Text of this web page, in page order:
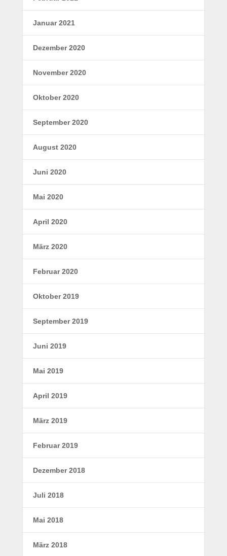
Januar 2021
Dezember 2020
November 2020
Oktober 2020
September 2020
August 2020
Juni 2020
Mai 2020
April 2020
März 2020
Februar 2020
Oktober 2019
September 2019
Juni 2019
Mai 2019
April 2019
März 2019
Februar 2019
Dezember 2018
Juli 2018
Mai 2018
März 2018